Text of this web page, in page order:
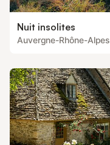
Nuit insolites
Auvergne-Rhône-Alpes